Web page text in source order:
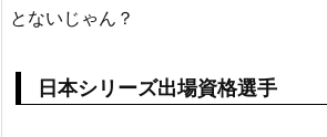
とないじゃん？
日本シリーズ出場資格選手